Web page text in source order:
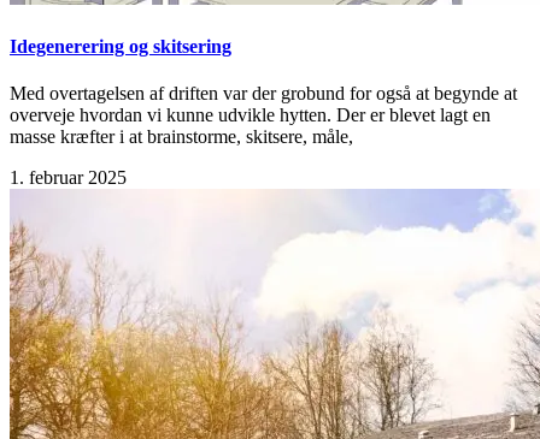
Idegenerering og skitsering
Med overtagelsen af driften var der grobund for også at begynde at
overveje hvordan vi kunne udvikle hytten. Der er blevet lagt en
masse kræfter i at brainstorme, skitsere, måle,
1. februar 2025